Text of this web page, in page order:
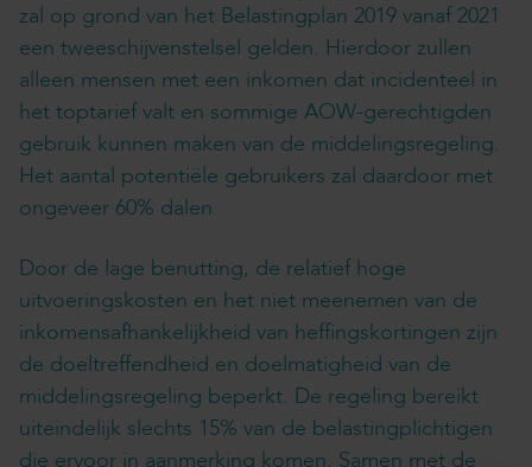
zal op grond van het Belastingplan 2019 vanaf 2021
een tweeschijvenstelsel gelden. Hierdoor zullen
alleen mensen met een inkomen dat incidenteel in
het toptarief valt en sommige AOW-gerechtigden
gebruik kunnen maken van de middelingsregeling.
Het aantal potentiële gebruikers zal daardoor met
ongeveer 60% dalen.
Door de lage benutting, de relatief hoge
uitvoeringskosten en het niet meenemen van de
inkomensafhankelijkheid van heffingskortingen zijn
de doeltreffendheid en doelmatigheid van de
middelingsregeling beperkt. De regeling bereikt
uiteindelijk slechts 15% van de belastingplichtigen
die ervoor in aanmerking komen. Samen met de